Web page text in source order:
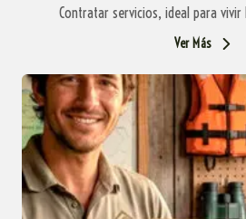
Contratar servicios, ideal para
Ver Más